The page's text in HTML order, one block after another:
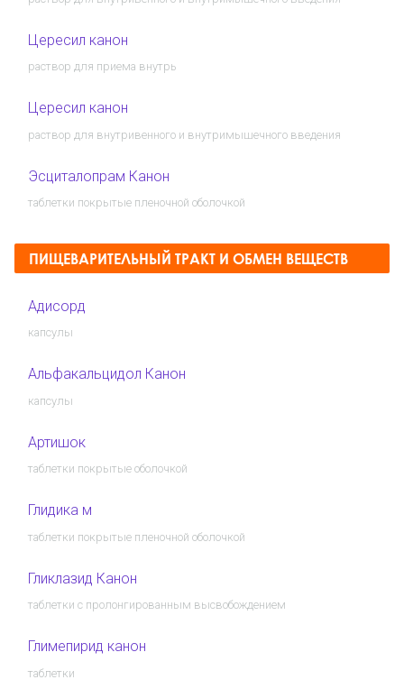
Цересил канон
раствор для приема внутрь
Цересил канон
раствор для внутривенного и внутримышечного введения
Эсциталопрам Канон
таблетки покрытые пленочной оболочкой
ПИЩЕВАРИТЕЛЬНЫЙ ТРАКТ И ОБМЕН ВЕЩЕСТВ
Адисорд
капсулы
Альфакальцидол Канон
капсулы
Артишок
таблетки покрытые оболочкой
Глидика м
таблетки покрытые пленочной оболочкой
Гликлазид Канон
таблетки с пролонгированным высвобождением
Глимепирид канон
таблетки